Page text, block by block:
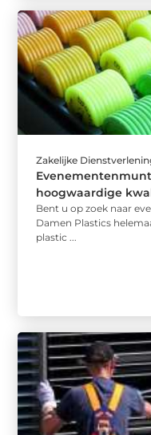
Zakelijke
hoogwaardige
Bent u op zoek naar
Damen Plastics
plastic ...